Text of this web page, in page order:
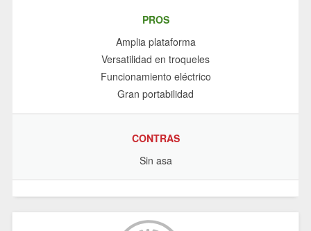
PROS
Amplia plataforma
Versatilidad en troqueles
Funcionamiento eléctrico
Gran portabilidad
CONTRAS
Sin asa